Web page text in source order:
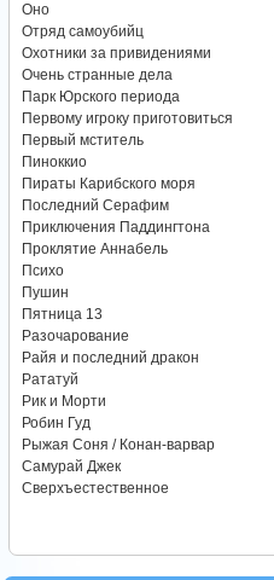
Оно
Отряд самоубийц
Охотники за привидениями
Очень странные дела
Парк Юрского периода
Первому игроку приготовиться
Первый мститель
Пиноккио
Пираты Карибского моря
Последний Серафим
Приключения Паддингтона
Проклятие Аннабель
Психо
Пушин
Пятница 13
Разочарование
Райя и последний дракон
Рататуй
Рик и Морти
Робин Гуд
Рыжая Соня / Конан-варвар
Самурай Джек
Сверхъестественное